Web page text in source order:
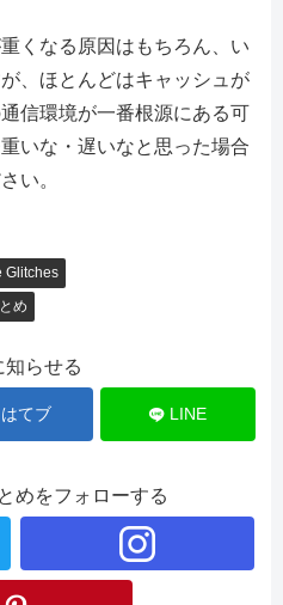
くなる原因はもちろん、い
、ほとんどはキャッシュが
信環境が一番根源にある可
いな・遅いなと思った場合
い。
Glitches
め
知らせる
はてブ LINE
めをフォローする